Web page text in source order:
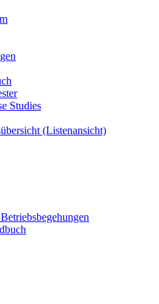
Studies
(Listenansicht)